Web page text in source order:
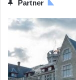
Partner